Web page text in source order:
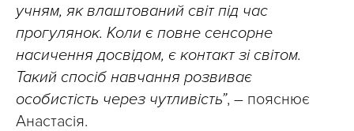
учням, як влаштований світ під час
прогулянок. Коли є повне сенсорне
насичення досвідом, є контакт зі світом.
Такий спосіб навчання розвиває
особистість через чутливість”, – пояснює
Анастасія.